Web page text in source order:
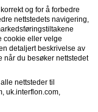
og for å forbedre
nettstedets navigering,
cookie eller velge
detaljert beskrivelse av
når du besøker nettstedet
nettsteder til
uk.interflon.com,